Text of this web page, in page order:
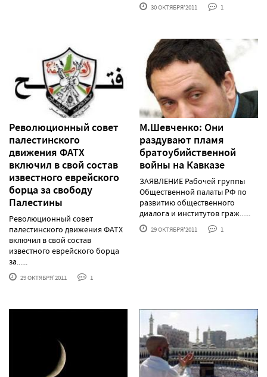
30 ОКТЯБРЯ'2011 1
Революционный совет
палестинского
движения ФАТХ
включил в свой состав
известного еврейского
борца за свободу
Палестины
Революционный совет
палестинского движения ФАТХ
включил в свой состав
известного еврейского борца
за......
29 ОКТЯБРЯ'2011 1
М.Шевченко: Они
раздувают пламя
братоубийственной
войны на Кавказе
ЗАЯВЛЕНИЕ Рабочей группы
Общественной палаты РФ по
развитию общественного
диалога и институтов граж......
29 ОКТЯБРЯ'2011 1